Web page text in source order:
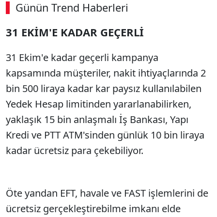
Günün Trend Haberleri
00:01 / 08:43
31 EKİM'E KADAR GEÇERLİ
31 Ekim'e kadar geçerli kampanya
kapsamında müşteriler, nakit ihtiyaçlarında 2
bin 500 liraya kadar kar paysız kullanılabilen
Yedek Hesap limitinden yararlanabilirken,
yaklaşık 15 bin anlaşmalı İş Bankası, Yapı
Kredi ve PTT ATM'sinden günlük 10 bin liraya
kadar ücretsiz para çekebiliyor.
Öte yandan EFT, havale ve FAST işlemlerini de
ücretsiz gerçekleştirebilme imkanı elde